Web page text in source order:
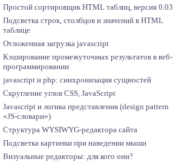
Простой сортировщик HTML таблиц, версия 0.03
Подсветка строк, столбцов и значений в HTML
таблице
Отложенная загрузка javascript
Кэширование промежуточных результатов в веб-
программировании
javascript и php: синхронизация сущностей
Скругление углов CSS, JavaScript
Javascript и логика представления (design pattern
«JS-словари»)
Структура WYSIWYG-редактора сайта
Подсветка картинки при наведении мыши
Визуальные редакторы: для кого они?